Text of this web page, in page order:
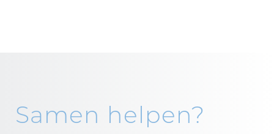
Samen helpen?